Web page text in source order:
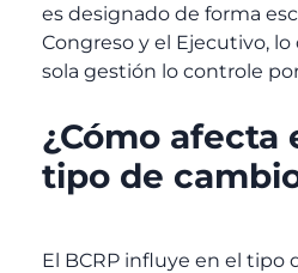
es designado de forma
Congreso y el Ejecutivo,
sola gestión lo controle
¿Cómo afecta
tipo de
El BCRP influye en el tipo